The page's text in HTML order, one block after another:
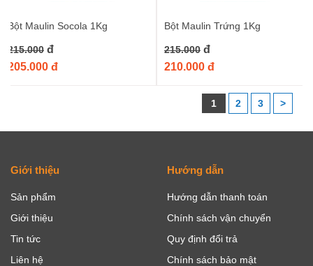
Bột Maulin Socola 1Kg
215.000 đ
205.000 đ
Bột Maulin Trứng 1Kg
215.000 đ
210.000 đ
1 2 3 >
Giới thiệu
Sản phẩm
Giới thiệu
Tin tức
Liên hệ
Hướng dẫn
Hướng dẫn thanh toán
Chính sách vận chuyển
Quy định đổi trả
Chính sách bảo mật